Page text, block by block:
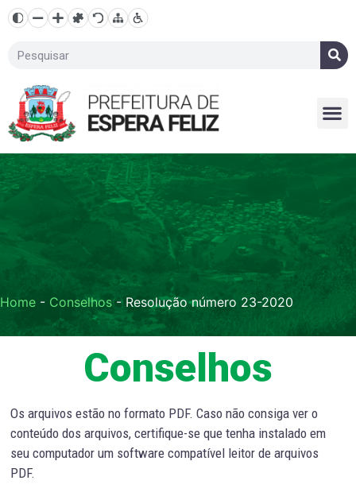
Home - Conselhos- Resolução número 23-2020
Conselhos
Os arquivos estão no formato PDF. Caso não consiga ver o
conteúdo dos arquivos, certifique-se que tenha instalado em
seu computador um software compatível leitor de arquivos
PDF.